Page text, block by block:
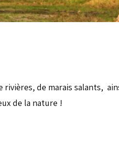
de marais salants,
de la nature !